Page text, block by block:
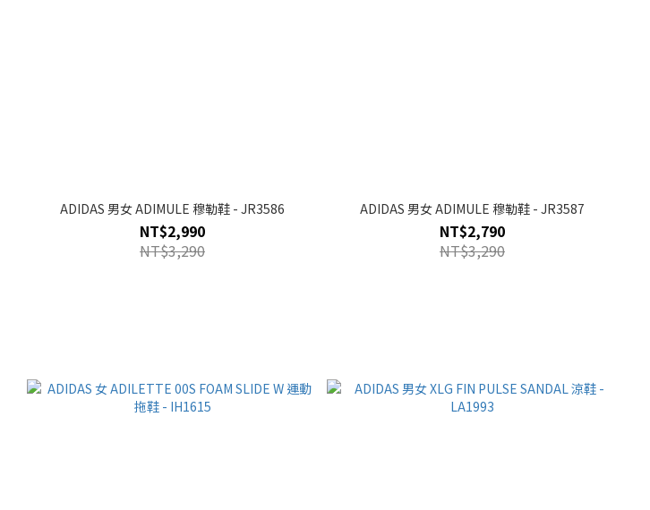
ADIDAS 男女 ADIMULE 穆勒鞋 - JR3586
NT$2,990
NT$3,290
ADIDAS 男女 ADIMULE 穆勒鞋 - JR3587
NT$2,790
NT$3,290